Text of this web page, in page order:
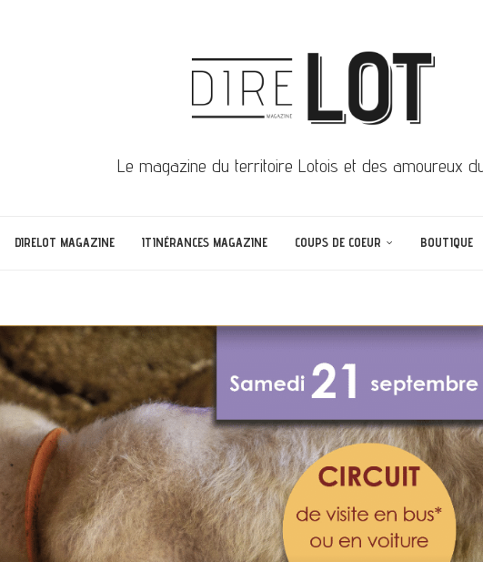
Le magazine du territoire Lotois et des amoureux
DIRELOT MAGAZINE ITINÉRANCES MAGAZINE COUPS DE COEUR BOUTIQUE